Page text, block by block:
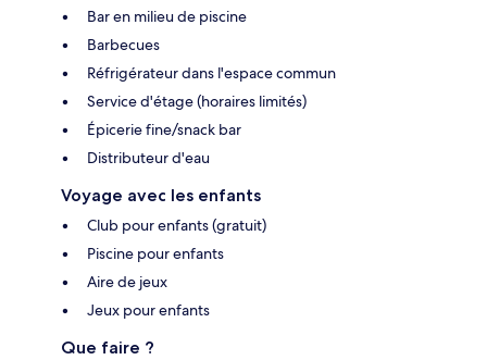
Bar en milieu de piscine
Barbecues
Réfrigérateur dans l'espace commun
Service d'étage (horaires limités)
Épicerie fine/snack bar
Distributeur d'eau
Voyage avec les enfants
Club pour enfants (gratuit)
Piscine pour enfants
Aire de jeux
Jeux pour enfants
Que faire ?